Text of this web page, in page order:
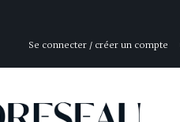
Se connecter / créer un compte
Business